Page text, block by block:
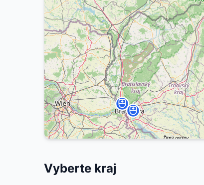
Vyberte kraj